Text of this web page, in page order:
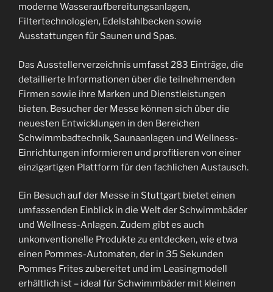
moderne Wasseraufbereitungsanlagen,
Filtertechnologien, Edelstahlbecken sowie
Ausstattungen für Saunen und Spas.
Das Ausstellerverzeichnis umfasst 283 Einträge, die
detaillierte Informationen über die teilnehmenden
Firmen sowie ihre Marken und Dienstleistungen
bieten. Besucher der Messe können sich über die
neuesten Entwicklungen in den Bereichen
Schwimmbadtechnik, Saunaanlagen und Wellness-
Einrichtungen informieren und profitieren von einer
einzigartigen Plattform für den fachlichen Austausch.
Ein Besuch auf der Messe in Stuttgart bietet einen
umfassenden Einblick in die Welt der Schwimmbäder
und Wellness-Anlagen. Zudem gibt es auch
unkonventionelle Produkte zu entdecken, wie etwa
einen Pommes-Automaten, der in 35 Sekunden
Pommes Frites zubereitet und im Leasingmodell
erhältlich ist – ideal für Schwimmbäder mit kleinen